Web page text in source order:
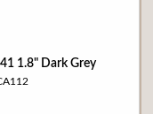
1.8" Dark Grey